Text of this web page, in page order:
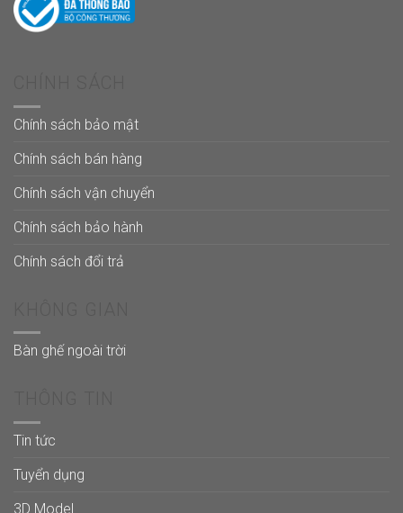
Chính sách bảo mật
Chính sách bán hàng
Chính sách vận chuyển
Chính sách bảo hành
Chính sách đổi trả
Bàn ghế ngoài trời
Tin tức
Tuyển dụng
3D Model